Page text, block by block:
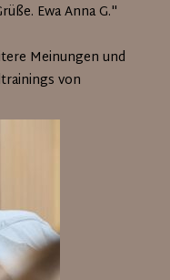
Ewa Anna G."
Meinungen und
von